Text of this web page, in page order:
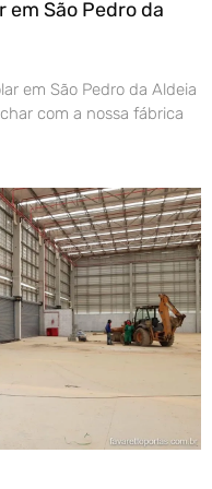
em São Pedro da
em São Pedro da Aldeia
com a nossa fábrica